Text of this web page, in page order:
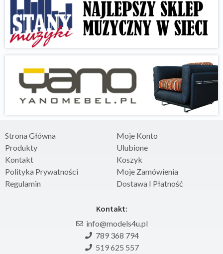
Strona Główna
Produkty
Kontakt
Polityka Prywatności
Regulamin
Moje Konto
Ulubione
Koszyk
Moje Zamówienia
Dostawa I Płatność
Kontakt:
info@models4u.pl
789 368 794
519 625 557